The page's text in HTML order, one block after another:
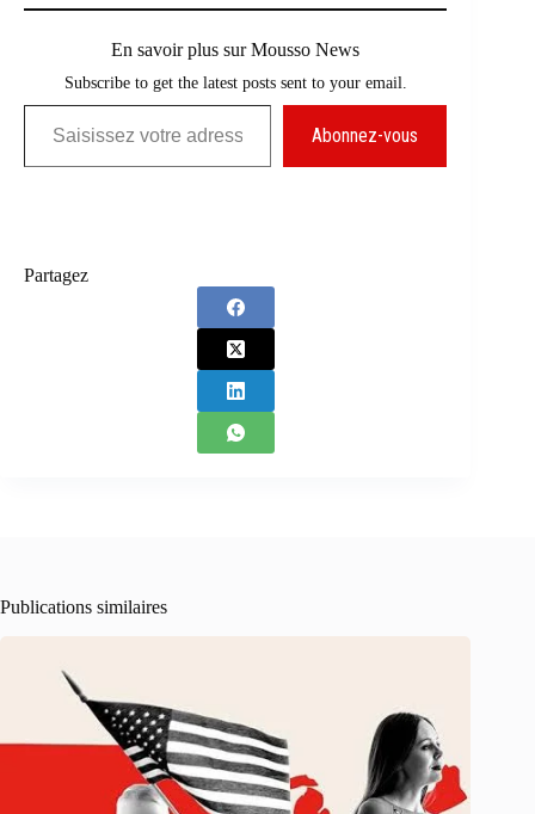
En savoir plus sur Mousso News
Subscribe to get the latest posts sent to your email.
Saisissez votre adresse e-mail…
Abonnez-vous
Partagez
Publications similaires